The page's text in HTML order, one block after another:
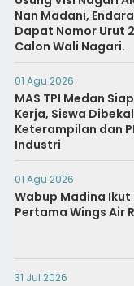
Nan Madani,
Dapat Nomor Urut
Calon Wali Nagari.
01 Agu 2026
MAS TPI Medan
Kerja, Siswa
Keterampilan dan
Industri
01 Agu 2026
Wabup Madina
Pertama Wings Air
31 Jul 2026